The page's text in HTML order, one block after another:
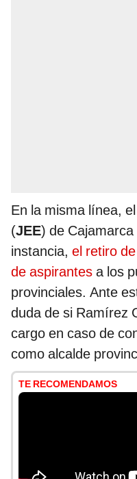
En la misma línea,
(JEE) de
instancia, el retiro
de aspirantes a los
provinciales. Ante
duda de si Ramírez
cargo en caso de
como alcalde
TE RECOMENDAMOS